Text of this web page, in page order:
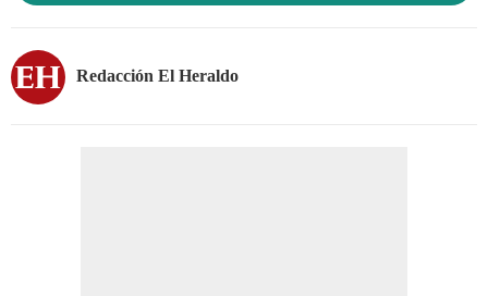
Redacción El Heraldo